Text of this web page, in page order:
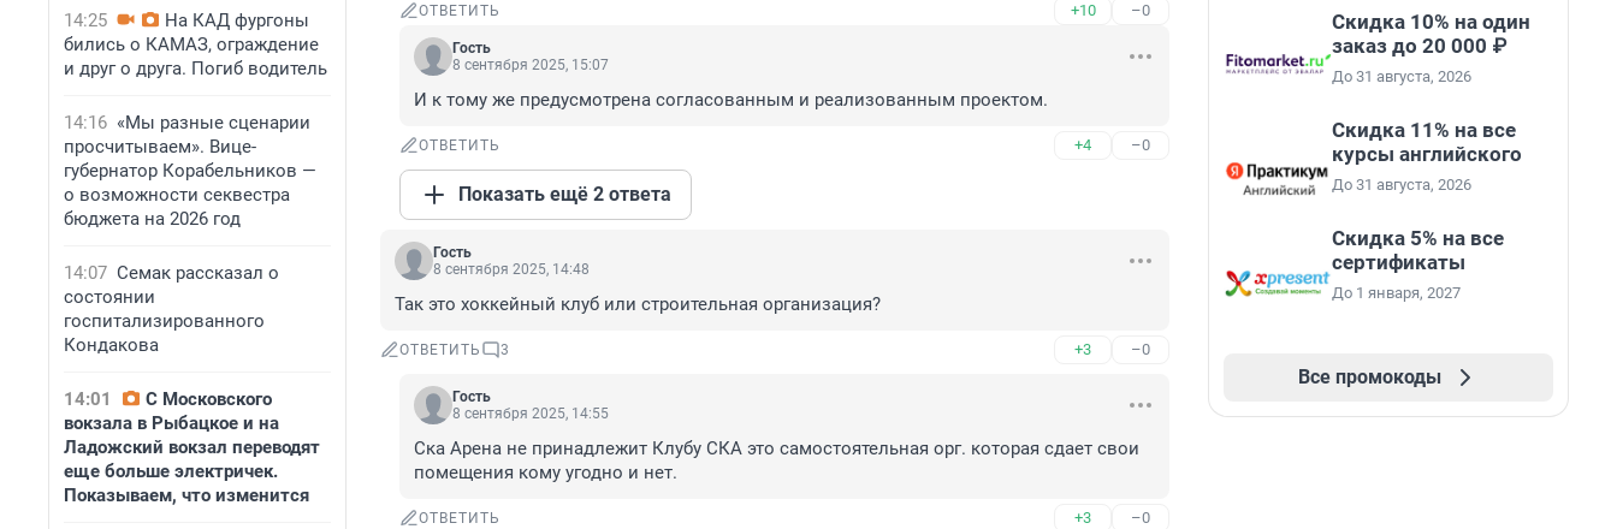
14:25
На КАД фургоны
бились о КАМАЗ, ограждение
и друг о друга. Погиб водитель
14:16 «Мы разные сценарии
просчитываем». Вице-
губернатор Корабельников —
о возможности секвестра
бюджета на 2026 год
14:07 Семак рассказал о
состоянии
госпитализированного
Кондакова
14:01
С Московского
вокзала в Рыбацкое и на
Ладожский вокзал переводят
еще больше электричек.
Показываем, что изменится
ОТВЕТИТЬ +10 –0
Гость
8 сентября 2025, 15:07
И к тому же предусмотрена согласованным и реализованным проектом.
ОТВЕТИТЬ +4 –0
Показать ещё 2 ответа
Гость
8 сентября 2025, 14:48
Так это хоккейный клуб или строительная организация?
ОТВЕТИТЬ 3 +3 –0
Гость
8 сентября 2025, 14:55
Ска Арена не принадлежит Клубу СКА это самостоятельная орг. которая сдает свои
помещения кому угодно и нет.
ОТВЕТИТЬ +3 –0
Скидка 10% на один
заказ до 20 000 ₽
До 31 августа, 2026
Скидка 11% на все
курсы английского
До 31 августа, 2026
Скидка 5% на все
сертификаты
До 1 января, 2027
Все промокоды